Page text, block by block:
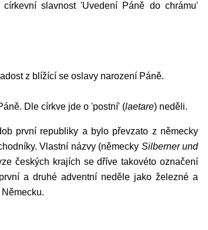
slavnost 'Uvedení Páně do chrámu'
z blížící se oslavy narození Páně.
Dle církve jde o 'postní' (laetare) neděli.
Vlastní názvy (německy Silberner und
českých krajích se dříve takovéto označení
a druhé adventní neděle jako železné a